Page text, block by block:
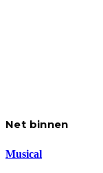
Net binnen
Musical